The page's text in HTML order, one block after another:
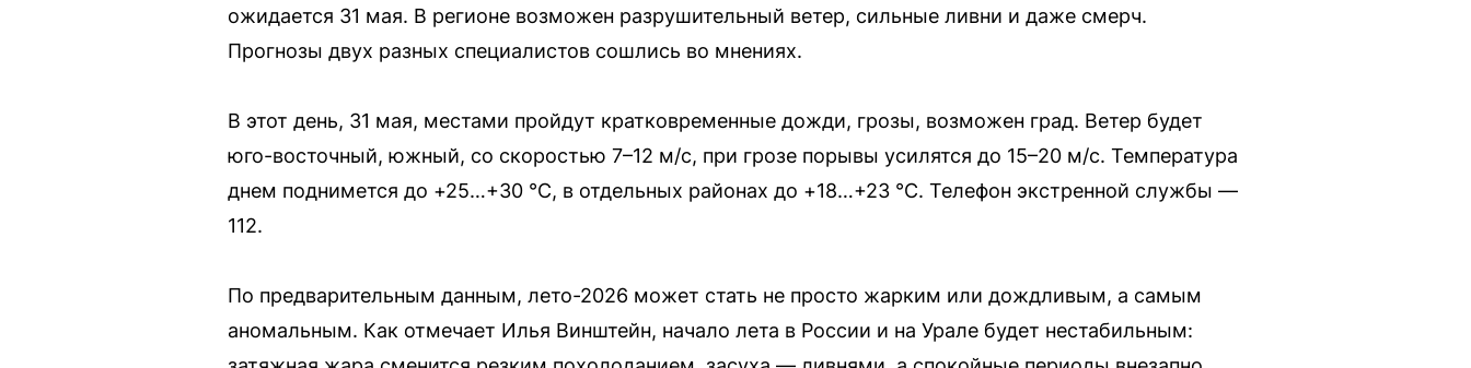
ожидается 31 мая. В регионе возможен разрушительный ветер, сильные ливни и даже смерч.
Прогнозы двух разных специалистов сошлись во мнениях.
В этот день, 31 мая, местами пройдут кратковременные дожди, грозы, возможен град. Ветер будет
юго-восточный, южный, со скоростью 7–12 м/с, при грозе порывы усилятся до 15–20 м/с. Температура
днем поднимется до +25…+30 °C, в отдельных районах до +18…+23 °C. Телефон экстренной службы —
112.
По предварительным данным, лето-2026 может стать не просто жарким или дождливым, а самым
аномальным. Как отмечает Илья Винштейн, начало лета в России и на Урале будет нестабильным: